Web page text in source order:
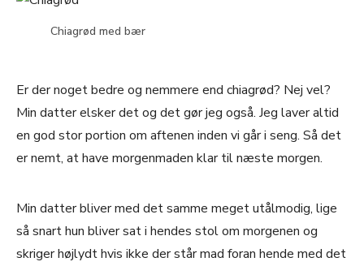
Chiagrød med bær
Er der noget bedre og nemmere end chiagrød? Nej vel?
Min datter elsker det og det gør jeg også. Jeg laver altid
en god stor portion om aftenen inden vi går i seng. Så det
er nemt, at have morgenmaden klar til næste morgen.
Min datter bliver med det samme meget utålmodig, lige
så snart hun bliver sat i hendes stol om morgenen og
skriger højlydt hvis ikke der står mad foran hende med det